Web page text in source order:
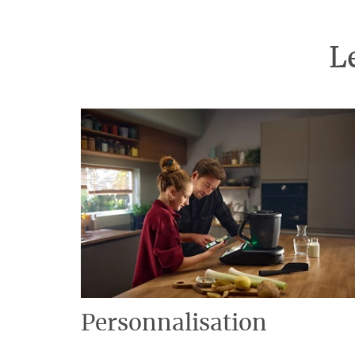
Personnalisation